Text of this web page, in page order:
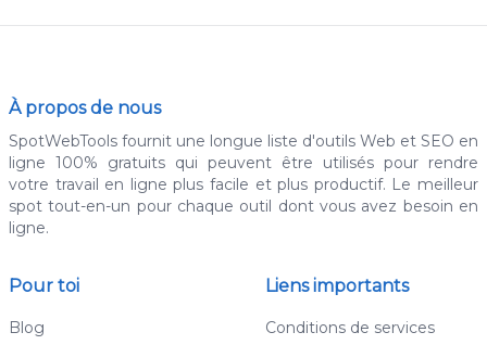
À propos de nous
SpotWebTools fournit une longue liste d'outils Web et SEO en
ligne 100% gratuits qui peuvent être utilisés pour rendre
votre travail en ligne plus facile et plus productif. Le meilleur
spot tout-en-un pour chaque outil dont vous avez besoin en
ligne.
Pour toi
Blog
Liens importants
Conditions de services